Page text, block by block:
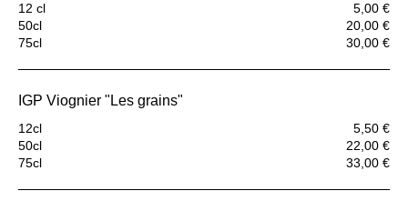
12 cl
5,00 €
50cl
20,00 €
75cl
30,00 €
IGP Viognier "Les grains"
12cl
5,50 €
50cl
22,00 €
75cl
33,00 €